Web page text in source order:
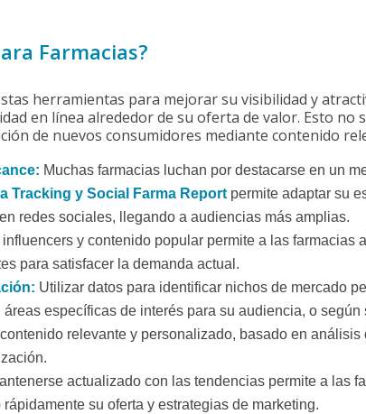
Farmacias?
herramientas para mejorar su visibilidad y
en línea alrededor de su oferta de valor. Esto no
de nuevos consumidores mediante contenido
Muchas farmacias luchan por destacarse en un
Tracking y Social Farma Report permite adaptar su
redes sociales, llegando a audiencias más amplias.
y contenido popular permite a las farmacias
para satisfacer la demanda actual.
Utilizar datos para identificar nichos de mercado
específicas de interés para su audiencia, o según
relevante y personalizado, basado en
actualizado con las tendencias permite a las
su oferta y estrategias de marketing.